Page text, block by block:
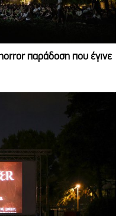
παράδοση που έγινε